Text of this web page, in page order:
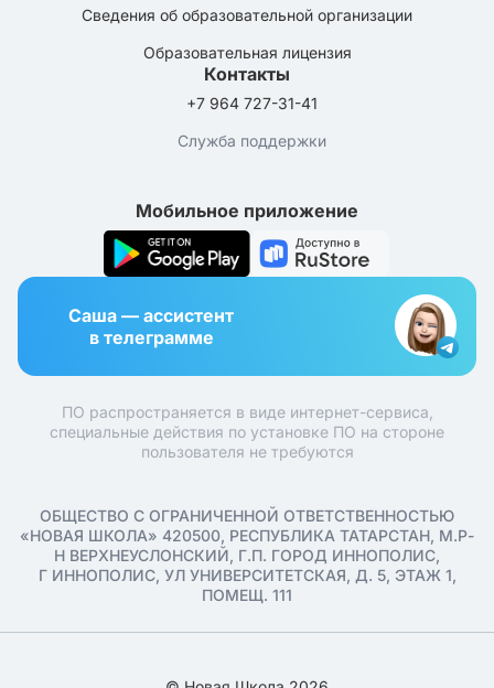
Сведения об образовательной организации
Образовательная лицензия
Контакты
+7 964 727-31-41
Служба поддержки
Мобильное приложение
Саша — ассистент
в телеграмме
ПО распространяется в виде интернет-сервиса,
специальные действия по установке ПО на стороне
пользователя не требуются
ОБЩЕСТВО С ОГРАНИЧЕННОЙ ОТВЕТСТВЕННОСТЬЮ
«НОВАЯ ШКОЛА» 420500, РЕСПУБЛИКА ТАТАРСТАН, М.Р-
Н ВЕРХНЕУСЛОНСКИЙ, Г.П. ГОРОД ИННОПОЛИС,
Г ИННОПОЛИС, УЛ УНИВЕРСИТЕТСКАЯ, Д. 5, ЭТАЖ 1,
ПОМЕЩ. 111